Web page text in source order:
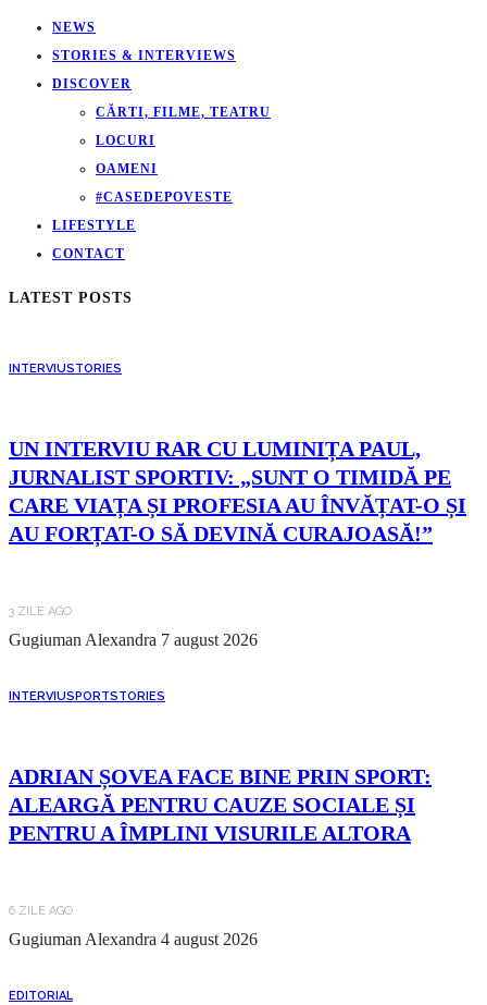
NEWS
STORIES & INTERVIEWS
DISCOVER
CĂRTI, FILME, TEATRU
LOCURI
OAMENI
#CASEDEPOVESTE
LIFESTYLE
CONTACT
LATEST POSTS
INTERVIUSTORIES
UN INTERVIU RAR CU LUMINIȚA PAUL,
JURNALIST SPORTIV: „SUNT O TIMIDĂ PE
CARE VIAȚA ȘI PROFESIA AU ÎNVĂȚAT-O ȘI
AU FORȚAT-O SĂ DEVINĂ CURAJOASĂ!”
3 ZILE AGO
Gugiuman Alexandra 7 august 2026
INTERVIUSPORTSTORIES
ADRIAN ȘOVEA FACE BINE PRIN SPORT:
ALEARGĂ PENTRU CAUZE SOCIALE ȘI
PENTRU A ÎMPLINI VISURILE ALTORA
6 ZILE AGO
Gugiuman Alexandra 4 august 2026
EDITORIAL